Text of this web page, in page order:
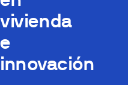
vivienda
e
innovación